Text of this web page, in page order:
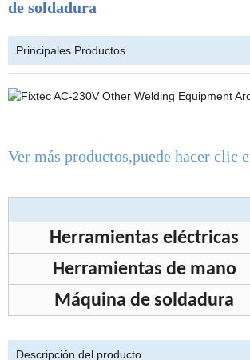
de soldadura
Principales Productos
Ver más productos,puede hacer clic
Herramientas eléctricas
Herramientas de mano
Máquina de soldadura
Descripción del producto